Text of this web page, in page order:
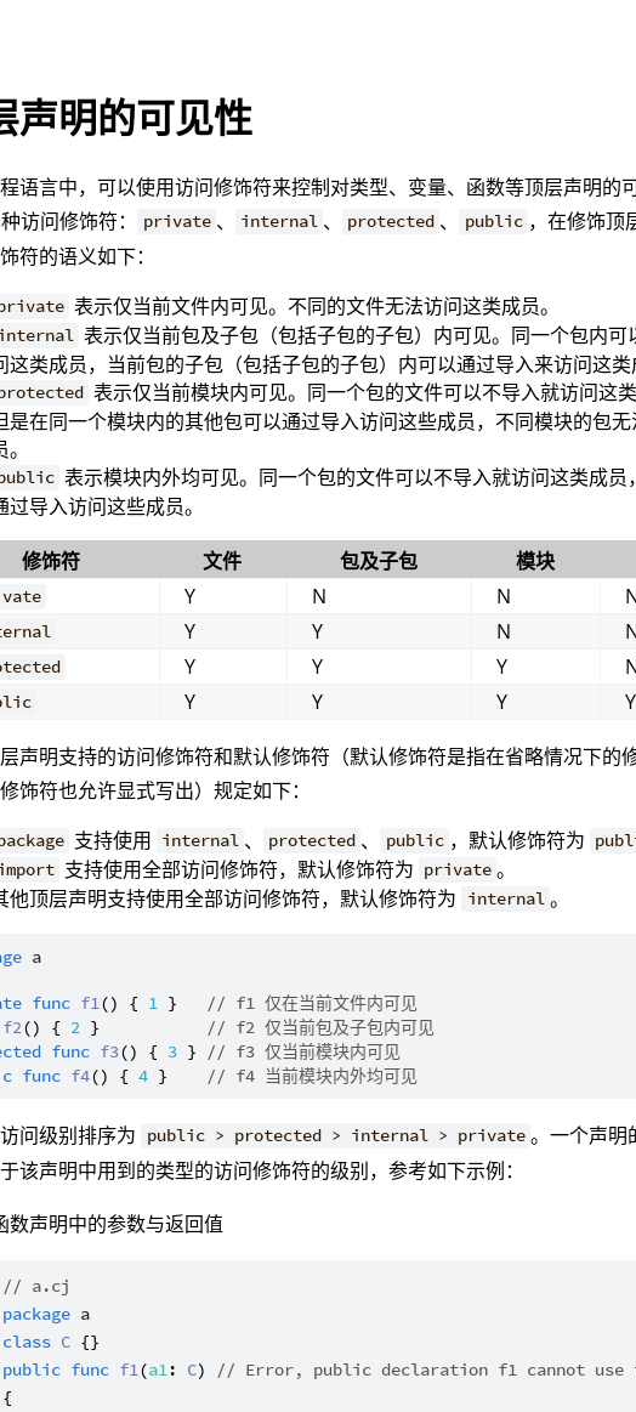
声明的可见性
语言中，可以使用访问修饰符来控制对类型、变量、函数等顶层声明的
访问修饰符：
private 、 internal 、 protected 、 public ，在修饰顶
符的语义如下：
表示仅当前文件内可见。不同的文件无法访问这类成员。
表示仅当前包及子包（包括子包的子包）内可见。同一个包内可
这类成员，当前包的子包（包括子包的子包）内可以通过导入来访问这类
表示仅当前模块内可见。同一个包的文件可以不导入就访问这
是在同一个模块内的其他包可以通过导入访问这些成员，不同模块的包
表示模块内外均可见。同一个包的文件可以不导入就访问这类成员
过导入访问这些成员。
修饰符 文件 包及子包 模块
Y N N
Y Y N
Y Y Y
Y Y Y Y
声明支持的访问修饰符和默认修饰符（默认修饰符是指在省略情况下的
饰符也允许显式写出）规定如下：
支持使用 internal 、 protected 、 public ，默认修饰符为
支持使用全部访问修饰符，默认修饰符为 private 。
他顶层声明支持使用全部访问修饰符，默认修饰符为
internal 。
a
func f1() { 1 } // f1 仅在当前文件内可见
f2() { 2 } // f2 仅当前包及子包内可见
func f3() { 3 } // f3 仅当前模块内可见
func f4() { 4 } // f4 当前模块内外均可见
问级别排序为 public > protected > internal > private 。一个声明
该声明中用到的类型的访问修饰符的级别，参考如下示例：
数声明中的参数与返回值
// a.cj
package a
class C
public func f1(a1: C) // Error, public declaration f1 cannot use
{